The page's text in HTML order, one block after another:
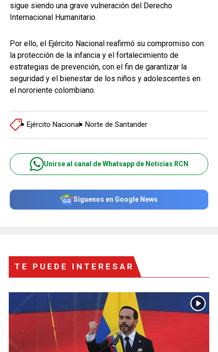
sigue siendo una grave vulneración del Derecho
Internacional Humanitario.
Por ello, el Ejército Nacional reafirmó su compromiso con
la protección de la infancia y el fortalecimiento de
estrategias de prevención, con el fin de garantizar la
seguridad y el bienestar de los niños y adolescentes en
el nororiente colombiano.
Ejército Nacional Norte de Santander
Unirse al canal de Whatsapp de Noticias RCN
Síguenos en Google News
TE PUEDE INTERESAR